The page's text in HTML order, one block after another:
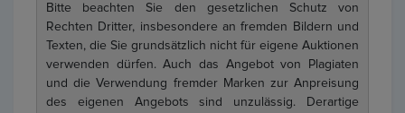
Bitte beachten Sie den gesetzlichen Schutz von
Rechten Dritter, insbesondere an fremden Bildern und
Texten, die Sie grundsätzlich nicht für eigene Auktionen
verwenden dürfen. Auch das Angebot von Plagiaten
und die Verwendung fremder Marken zur Anpreisung
des eigenen Angebots sind unzulässig. Derartige